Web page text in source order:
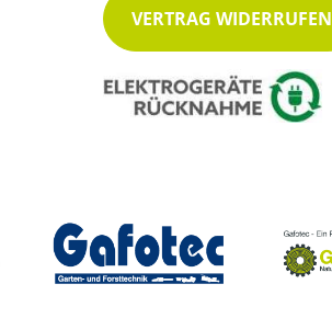
VERTRAG WIDERRUFEN